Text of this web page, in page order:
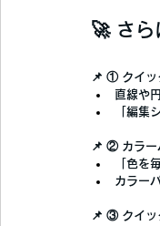
🚀 さ
📌 ① クイッ
直線や
「編集
📌 ② カラー
「色を
カラー
📌 ③ クイッ